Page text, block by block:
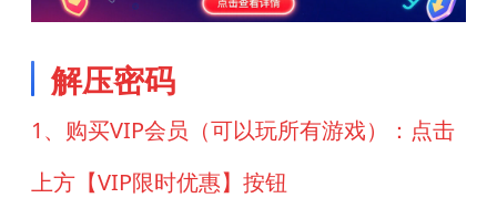
解压密码
1、购买VIP会员（可以玩所有游戏）：点击
上方【VIP限时优惠】按钮